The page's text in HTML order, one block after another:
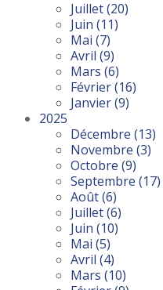
Juillet(20)
Juin (11)
Mai (7)
Avril (9)
Mars (6)
Février(16)
Janvier(9)
2025
Décembre (13)
Novembre (3)
Octobre (9)
Septembre (17)
Août(6)
Juillet(6)
Juin (10)
Mai (5)
Avril (4)
Mars (10)